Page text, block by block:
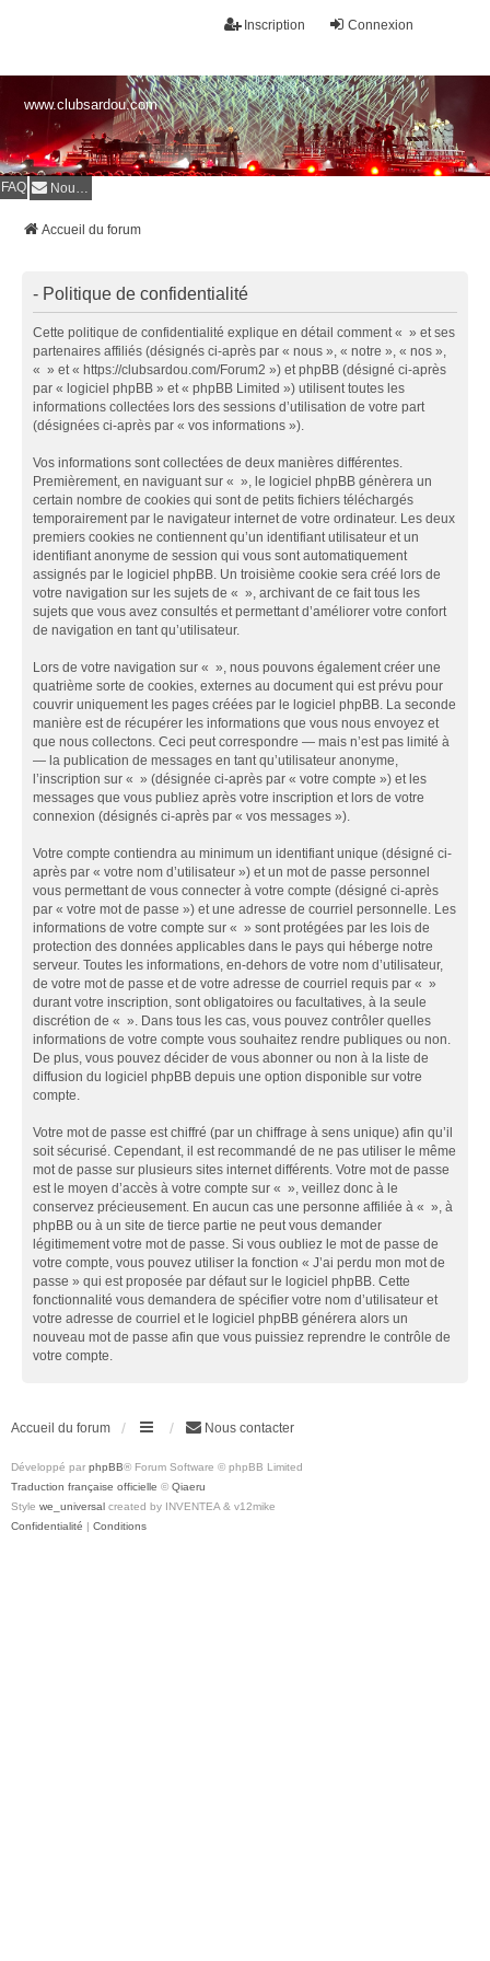
Connexion
Inscription
www.clubsardou.com
FAQ Nous contacter
Accueil du forum
- Politique de confidentialité
Cette politique de confidentialité explique en détail comment « » et ses
partenaires affiliés (désignés ci-après par « nous », « notre », « nos »,
« » et « https://clubsardou.com/Forum2 ») et phpBB (désigné ci-après
par « logiciel phpBB » et « phpBB Limited ») utilisent toutes les
informations collectées lors des sessions d’utilisation de votre part
(désignées ci-après par « vos informations »).
Vos informations sont collectées de deux manières différentes.
Premièrement, en naviguant sur « », le logiciel phpBB génèrera un
certain nombre de cookies qui sont de petits fichiers téléchargés
temporairement par le navigateur internet de votre ordinateur. Les deux
premiers cookies ne contiennent qu’un identifiant utilisateur et un
identifiant anonyme de session qui vous sont automatiquement
assignés par le logiciel phpBB. Un troisième cookie sera créé lors de
votre navigation sur les sujets de « », archivant de ce fait tous les
sujets que vous avez consultés et permettant d’améliorer votre confort
de navigation en tant qu’utilisateur.
Lors de votre navigation sur « », nous pouvons également créer une
quatrième sorte de cookies, externes au document qui est prévu pour
couvrir uniquement les pages créées par le logiciel phpBB. La seconde
manière est de récupérer les informations que vous nous envoyez et
que nous collectons. Ceci peut correspondre — mais n’est pas limité à
— la publication de messages en tant qu’utilisateur anonyme,
l’inscription sur « » (désignée ci-après par « votre compte ») et les
messages que vous publiez après votre inscription et lors de votre
connexion (désignés ci-après par « vos messages »).
Votre compte contiendra au minimum un identifiant unique (désigné ci-
après par « votre nom d’utilisateur ») et un mot de passe personnel
vous permettant de vous connecter à votre compte (désigné ci-après
par « votre mot de passe ») et une adresse de courriel personnelle. Les
informations de votre compte sur « » sont protégées par les lois de
protection des données applicables dans le pays qui héberge notre
serveur. Toutes les informations, en-dehors de votre nom d’utilisateur,
de votre mot de passe et de votre adresse de courriel requis par « »
durant votre inscription, sont obligatoires ou facultatives, à la seule
discrétion de « ». Dans tous les cas, vous pouvez contrôler quelles
informations de votre compte vous souhaitez rendre publiques ou non.
De plus, vous pouvez décider de vous abonner ou non à la liste de
diffusion du logiciel phpBB depuis une option disponible sur votre
compte.
Votre mot de passe est chiffré (par un chiffrage à sens unique) afin qu’il
soit sécurisé. Cependant, il est recommandé de ne pas utiliser le même
mot de passe sur plusieurs sites internet différents. Votre mot de passe
est le moyen d’accès à votre compte sur « », veillez donc à le
conservez précieusement. En aucun cas une personne affiliée à « », à
phpBB ou à un site de tierce partie ne peut vous demander
légitimement votre mot de passe. Si vous oubliez le mot de passe de
votre compte, vous pouvez utiliser la fonction « J’ai perdu mon mot de
passe » qui est proposée par défaut sur le logiciel phpBB. Cette
fonctionnalité vous demandera de spécifier votre nom d’utilisateur et
votre adresse de courriel et le logiciel phpBB générera alors un
nouveau mot de passe afin que vous puissiez reprendre le contrôle de
votre compte.
Accueil du forum Nous contacter
Développé par phpBB® Forum Software © phpBB Limited
Traduction française officielle © Qiaeru
Style we_universal created by INVENTEA & v12mike
Confidentialité | Conditions